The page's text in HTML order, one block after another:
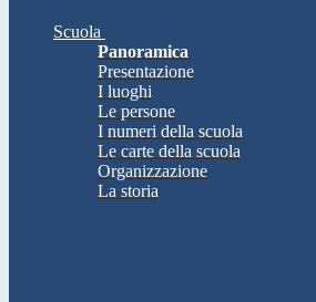
Scuola
Panoramica
Presentazione
I luoghi
Le persone
I numeri della scuola
Le carte della scuola
Organizzazione
La storia